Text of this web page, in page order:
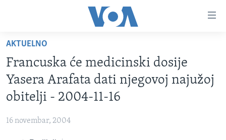
glavni
sadržaj
Pređi
na
glavnu
Idi
TV PROGRAM
FOTOGRAFIJE DANA
SJEDINJENE AMERIČKE DRŽAVE
NAUKA I TEHNOLOGIJA
AKTUELNO
Francuska će medicinski dosije
Yasera Arafata dati njegovoj najužoj
obitelji - 2004-11-16
16 novembar, 2004